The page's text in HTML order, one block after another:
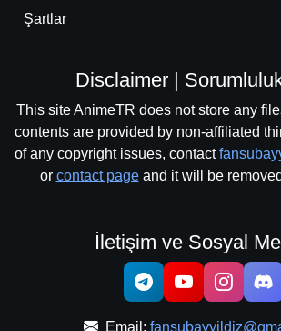
Şartlar
Disclaimer |
This site AnimeTR does not store any
contents are provided by non-affiliated
of any copyright issues, contact
or contact pageand it will be
İletişim ve Sosyal
Email: